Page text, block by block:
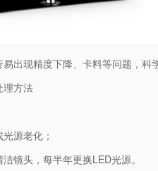
出现精度下降、卡料等问题，科
理方法
源老化；
镜头，每半年更换LED光源。